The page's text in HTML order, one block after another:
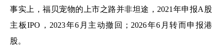
事实上，福贝宠物的上市之路并非坦途，2021年申报A股
主板IPO，2023年6月主动撤回；2026年6月转而申报港
股。